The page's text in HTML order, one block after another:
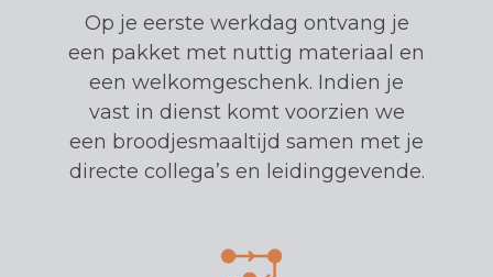
Op je eerste werkdag ontvang je
een pakket met nuttig materiaal en
een welkomgeschenk. Indien je
vast in dienst komt voorzien we
een broodjesmaaltijd samen met je
directe collega’s en leidinggevende.